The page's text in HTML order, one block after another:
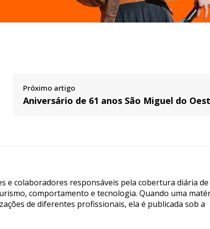
Próximo artigo
Aniversário de 61 anos São Miguel do
e colaboradores responsáveis pela cobertura diária de
comportamento e tecnologia. Quando uma
de diferentes profissionais, ela é publicada sob a